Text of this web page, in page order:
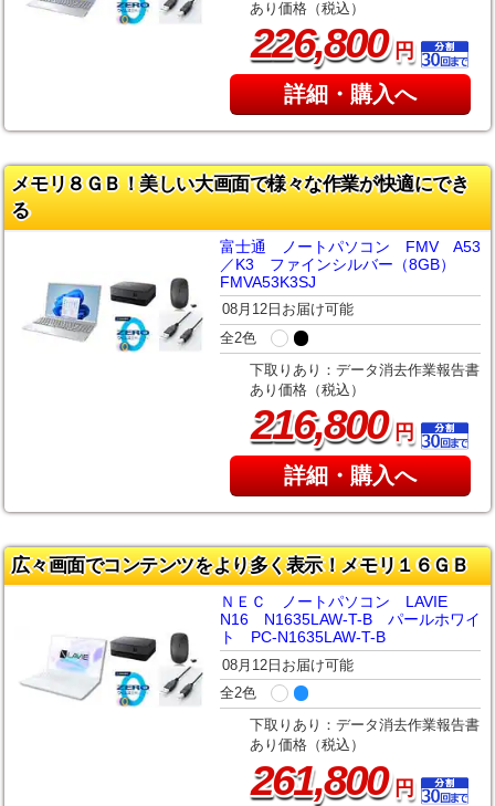
あり価格（税込）
226,800円
詳細・購入へ
メモリ８ＧＢ！美しい大画面で様々な作業が快適にでき
る
富士通 ノートパソコン FMV A53
／K3 ファインシルバー（8GB）
FMVA53K3SJ
08月12日お届け可能
全2色
下取りあり：データ消去作業報告書
あり価格（税込）
216,800円
詳細・購入へ
広々画面でコンテンツをより多く表示！メモリ１６ＧＢ
ＮＥＣ ノートパソコン LAVIE
N16 N1635LAW-T-B パールホワイ
ト PC-N1635LAW-T-B
08月12日お届け可能
全2色
下取りあり：データ消去作業報告書
あり価格（税込）
261,800円